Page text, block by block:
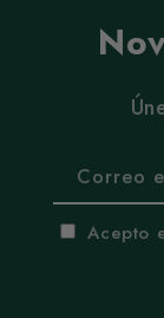
Correo
Acepto